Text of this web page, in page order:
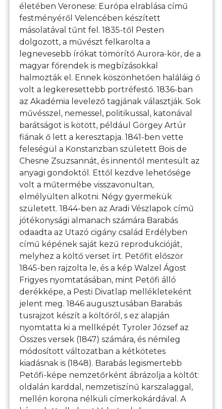
életében Veronese: Európa elrablása című
festményéről Velencében készített
másolatával tűnt fel. 1835-től Pesten
dolgozott, a művészt felkarolta a
legnevesebb írókat tömörítő Aurora-kör, de a
magyar főrendek is megbízásokkal
halmozták el. Ennek köszönhetően haláláig ő
volt a legkeresettebb portréfestő. 1836-ban
az Akadémia levelező tagjának választják. Sok
művésszel, nemessel, politikussal, katonával
barátságot is kötött, például Görgey Artúr
fiának ő lett a keresztapja. 1841-ben vette
feleségül a Konstanzban született Bois de
Chesne Zsuzsannát, és innentől mentesült az
anyagi gondoktól. Ettől kezdve lehetősége
volt a műtermébe visszavonultan,
elmélyülten alkotni. Négy gyermekük
született. 1844-ben az Aradi Vészlapok című
jótékonysági almanach számára Barabás
odaadta az Utazó cigány család Erdélyben
című képének saját kezű reprodukcióját,
melyhez a költő verset írt. Petőfit először
1845-ben rajzolta le, és a kép Walzel Ágost
Frigyes nyomtatásában, mint Petőfi álló
derékképe, a Pesti Divatlap mellékleteként
jelent meg. 1846 augusztusában Barabás
tusrajzot készít a költőről, s ez alapján
nyomtatta ki a mellképét Tyroler József az
Összes versek (1847) számára, és némileg
módosított változatban a kétkötetes
kiadásnak is (1848). Barabás legismertebb
Petőfi-képe nemzetőrként ábrázolja a költőt:
oldalán karddal, nemzetiszínű karszalaggal,
mellén korona nélküli címerkokárdával. A